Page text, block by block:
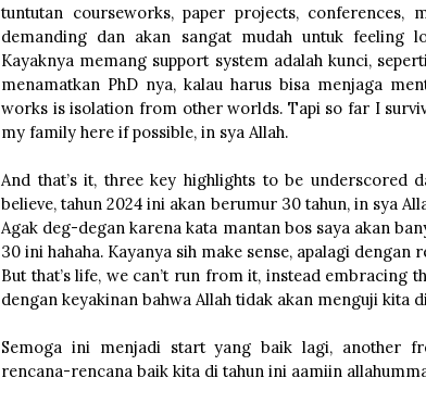
tuntutan courseworks, paper projects, conferences,
demanding dan akan sangat mudah untuk feeling
Kayaknya memang support system adalah kunci,
menamatkan PhD nya, kalau harus bisa menjaga
works is isolation from other worlds. Tapi so far I
my family here if possible, in sya Allah.
And that’s it, three key highlights to be underscored
believe, tahun 2024 ini akan berumur 30 tahun, in sya
Agak deg-degan karena kata mantan bos saya akan
30 ini hahaha. Kayanya sih make sense, apalagi
But that’s life, we can’t run from it, instead embracing
dengan keyakinan bahwa Allah tidak akan menguji kita
Semoga ini menjadi start yang baik lagi, another
rencana-rencana baik kita di tahun ini aamiin